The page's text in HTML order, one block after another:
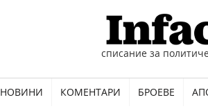
списание за
НОВИНИ КОМЕНТАРИ БРОЕВЕ